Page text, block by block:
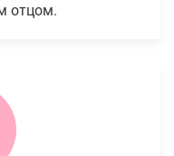
отцом.